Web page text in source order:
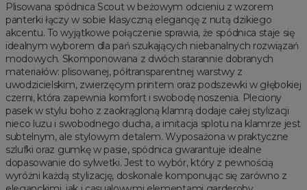
Plisowana spódnica Scout w beżowym odcieniu z wzorem
panterki łączy w sobie klasyczną elegancję z nutą dzikiego
akcentu. To wyjątkowe połączenie sprawia, że spódnica staje się
idealnym wyborem dla pań szukających niebanalnych rozwiązań
modowych. Skomponowana z dwóch starannie dobranych
materiałów: plisowanej, półtransparentnej warstwy z
uwodzicielskim, zwierzęcym printem oraz podszewki w głębokiej
czerni, która zapewnia komfort i swobodę noszenia. Pleciony
pasek w stylu boho z zaokrągloną klamrą dodaje całej stylizacji
nieco luzu i swobodnego ducha, a imitacja splotu na klamrze jest
subtelnym, ale stylowym detalem. Wyposażona w praktyczne
szlufki oraz gumkę w pasie, spódnica gwarantuje idealne
dopasowanie do sylwetki. Jest to wybór, który z pewnością
wyróżni każdą stylizację, doskonale komponując się zarówno z